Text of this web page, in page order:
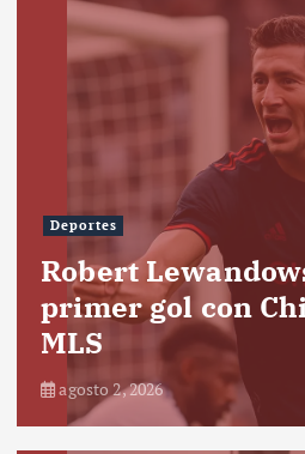
Deportes
Robert
primer gol con
MLS
agosto 2, 2026